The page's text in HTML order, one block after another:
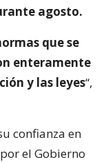
agosto.
que se
enteramente
y las leyes“,
confianza en
el Gobierno